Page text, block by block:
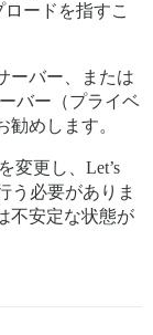
ードを指すこ
ーバー、または
バー（プライベ
めします。
変更し、Let’s
う必要がありま
不安定な状態が